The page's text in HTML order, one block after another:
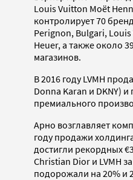
Louis Vuitton Moët
контролирует 70
Perignon, Bulgari,
Heuer, а также около
магазинов.
В 2016 году LVMH
Donna Karan и DKNY)
премиального
Арно возглавляет
году продажи
достигли рекордных
Christian Dior и LVMH
подорожали на 20% и